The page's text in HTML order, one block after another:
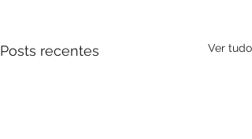
Posts recentes Ver tudo